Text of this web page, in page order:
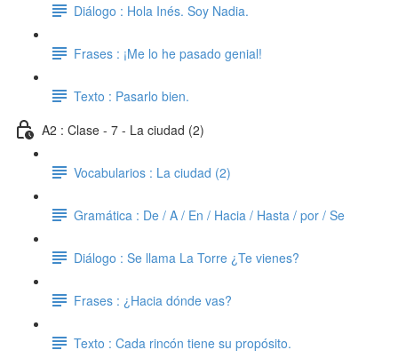
Diálogo : Hola Inés. Soy Nadia.
Frases : ¡Me lo he pasado genial!
Texto : Pasarlo bien.
A2 : Clase - 7 - La ciudad (2)
Vocabularios : La ciudad (2)
Gramática : De / A / En / Hacia / Hasta / por / Se
Diálogo : Se llama La Torre ¿Te vienes?
Frases : ¿Hacia dónde vas?
Texto : Cada rincón tiene su propósito.